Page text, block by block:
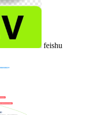
feishu